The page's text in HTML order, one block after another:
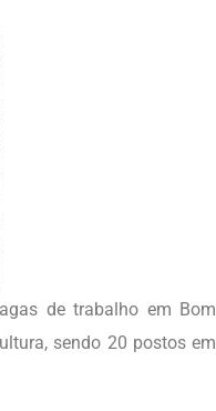
de trabalho em Bom
sendo 20 postos em